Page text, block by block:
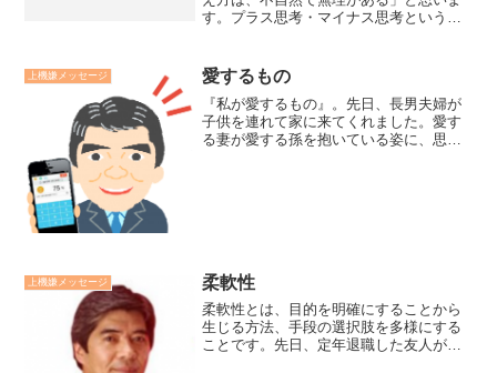
す。プラス思考・マイナス思考という考
す。現実には多くの人が苦しむのは、こ
んな時こそプラス思考にな...
上機嫌メッセージ 愛するもの
『私が愛するもの』。先日、長男夫婦が
子供を連れて家に来てくれました。愛す
る妻が愛する孫を抱いている姿に、思わ
上機嫌メッセージ 柔軟性
柔軟性とは、目的を明確にすることから
生じる方法、手段の選択肢を多様にする
ことです。先日、定年退職した友人が感